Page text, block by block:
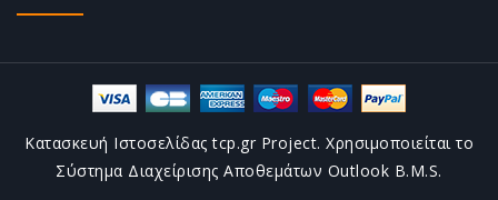
Κατασκευή Ιστοσελίδας tcp.gr Project. Χρησιμοποιείται το
Σύστημα Διαχείρισης Αποθεμάτων Outlook B.M.S.